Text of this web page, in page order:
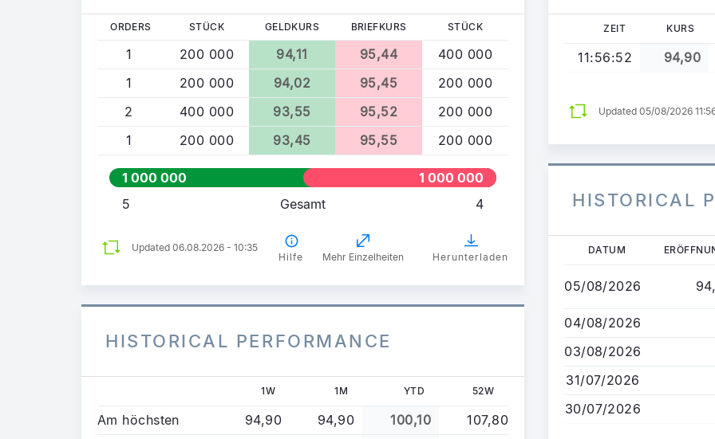
ORDERS STÜCK GELDKURS BRIEFKURS STÜCK
1 200 000 94,11 95,44
400 000
1
200 000 94,02 95,45
200 000
2
400 000 93,55 95,52
200 000
1
200 000 93,45 95,55 200 000
1 000 000
1 000 000
5
Gesamt 4
Updated 06.08.2026 - 10:35
Hilfe
Mehr Einzelheiten Herunterladen
HISTORICAL PERFORMANCE
1W 1M YTD 52W
Am höchsten 94,90 94,90 100,10
107,80
ZEIT KURS
11:56:52 94,90
Updated 05/08/2026
HISTORICAL
Direkt
Inhalt
DATUM
05/08/2026
04/08/2026
03/08/2026
31/07/2026
30/07/2026